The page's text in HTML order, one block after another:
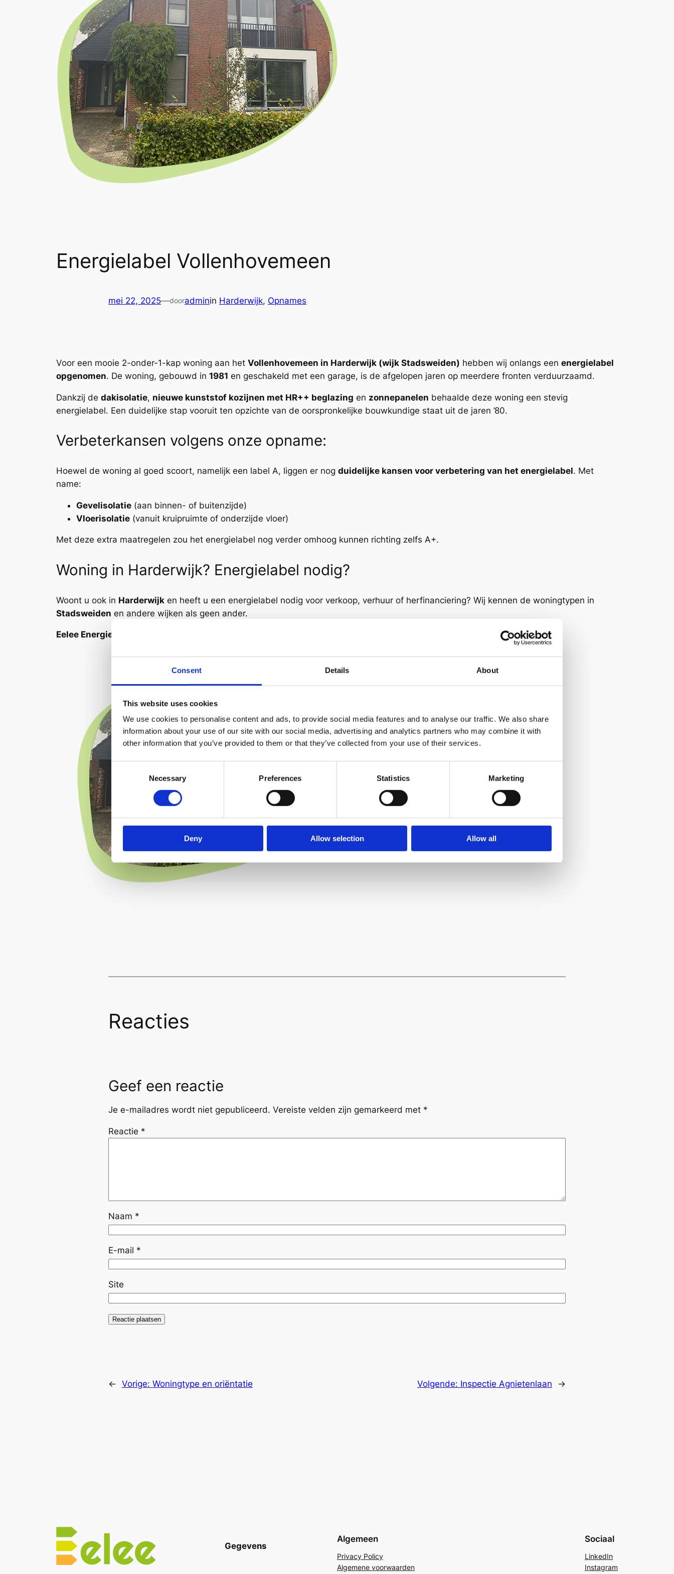
Consent Details About
This website uses cookies
We use cookies to personalise content and ads, to provide social media features and to analyse our traffic. We also share
information about your use of our site with our social media, advertising and analytics partners who may combine it with
other information that you’ve provided to them or that they’ve collected from your use of their services.
Necessary Preferences Statistics Marketing
Deny Allow selection Allow all
Energielabel Vollenhovemeen
mei 22, 2025—dooradminin Harderwijk, Opnames
Voor een mooie 2-onder-1-kap woning aan het Vollenhovemeen in Harderwijk (wijk Stadsweiden) hebben wij onlangs een energielabel
opgenomen. De woning, gebouwd in 1981 en geschakeld met een garage, is de afgelopen jaren op meerdere fronten verduurzaamd.
Dankzij de dakisolatie, nieuwe kunststof kozijnen met HR++ beglazing en zonnepanelen behaalde deze woning een stevig
energielabel. Een duidelijke stap vooruit ten opzichte van de oorspronkelijke bouwkundige staat uit de jaren ’80.
Verbeterkansen volgens onze opname:
Hoewel de woning al goed scoort, namelijk een label A, liggen er nog duidelijke kansen voor verbetering van het energielabel. Met
name:
Gevelisolatie (aan binnen- of buitenzijde)
Vloerisolatie (vanuit kruipruimte of onderzijde vloer)
Met deze extra maatregelen zou het energielabel nog verder omhoog kunnen richting zelfs A+.
Woning in Harderwijk? Energielabel nodig?
Woont u ook in Harderwijk en heeft u een energielabel nodig voor verkoop, verhuur of herfinanciering? Wij kennen de woningtypen in
Stadsweiden en andere wijken als geen ander.
Eelee Energielabels – dé lokale specialist voor energielabels in Harderwijk
Reacties
Geef een reactie
Je e-mailadres wordt niet gepubliceerd. Vereiste velden zijn gemarkeerd met *
Reactie *
Naam *
E-mail *
Site
← Vorige: Woningtype en oriëntatie Volgende: Inspectie Agnietenlaan →
Gegevens
Algemeen
Privacy Policy
Algemene voorwaarden
Sociaal
LinkedIn
Instagram